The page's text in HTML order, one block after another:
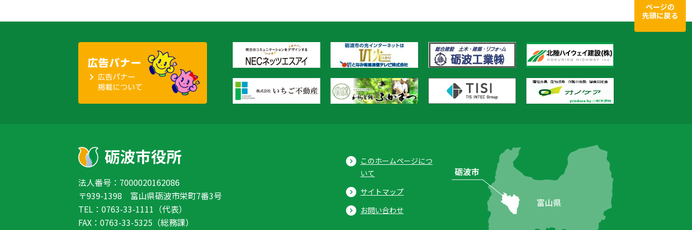
ページの
先頭に戻る
法人番号：7000020162086
〒939-1398 富山県砺波市栄町7番3号
TEL：0763-33-1111（代表）
FAX：0763-33-5325（総務課）
このホームページにつ
いて
サイトマップ
お問い合わせ